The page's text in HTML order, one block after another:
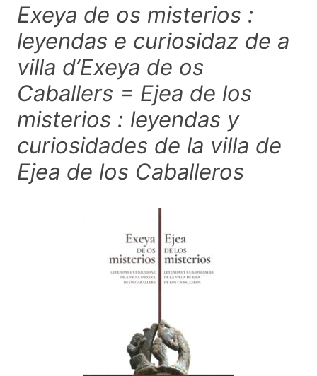
Exeya de os misterios :
leyendas e curiosidaz de a
villa d’Exeya de os
Caballers = Ejea de los
misterios : leyendas y
curiosidades de la villa de
Ejea de los Caballeros